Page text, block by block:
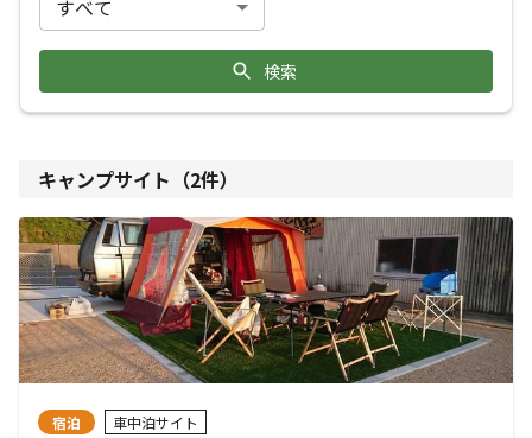
検索
キャンプサイト（2件）
宿泊 車中泊サイト